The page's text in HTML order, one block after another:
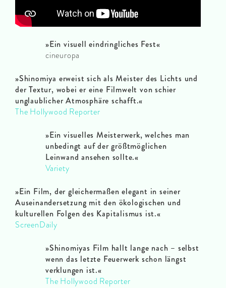
»Ein visuell eindringliches Fest«
cineuropa
»Shinomiya erweist sich als Meister des Lichts und
der Textur, wobei er eine Filmwelt von schier
unglaublicher Atmosphäre schafft.«
The Hollywood Reporter
»Ein visuelles Meisterwerk, welches man
unbedingt auf der größtmöglichen
Leinwand ansehen sollte.«
Variety
»Ein Film, der gleichermaßen elegant in seiner
Auseinandersetzung mit den ökologischen und
kulturellen Folgen des Kapitalismus ist.«
ScreenDaily
»Shinomiyas Film hallt lange nach – selbst
wenn das letzte Feuerwerk schon längst
verklungen ist.«
The Hollywood Reporter